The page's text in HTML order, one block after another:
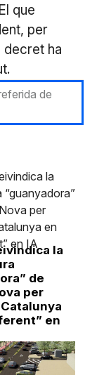
que
per
decret ha
de
la
de
per
en